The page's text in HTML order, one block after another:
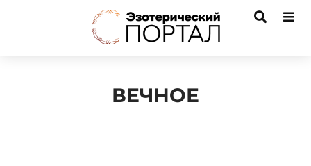
ВЕЧНОЕ